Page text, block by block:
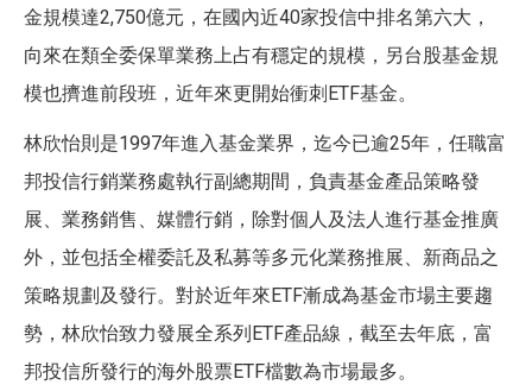
金規模達2,750億元，在國內近40家投信中排名第六大，
向來在類全委保單業務上占有穩定的規模，另台股基金規
模也擠進前段班，近年來更開始衝刺ETF基金。
林欣怡則是1997年進入基金業界，迄今已逾25年，任職富
邦投信行銷業務處執行副總期間，負責基金產品策略發
展、業務銷售、媒體行銷，除對個人及法人進行基金推廣
外，並包括全權委託及私募等多元化業務推展、新商品之
策略規劃及發行。對於近年來ETF漸成為基金市場主要趨
勢，林欣怡致力發展全系列ETF產品線，截至去年底，富
邦投信所發行的海外股票ETF檔數為市場最多。